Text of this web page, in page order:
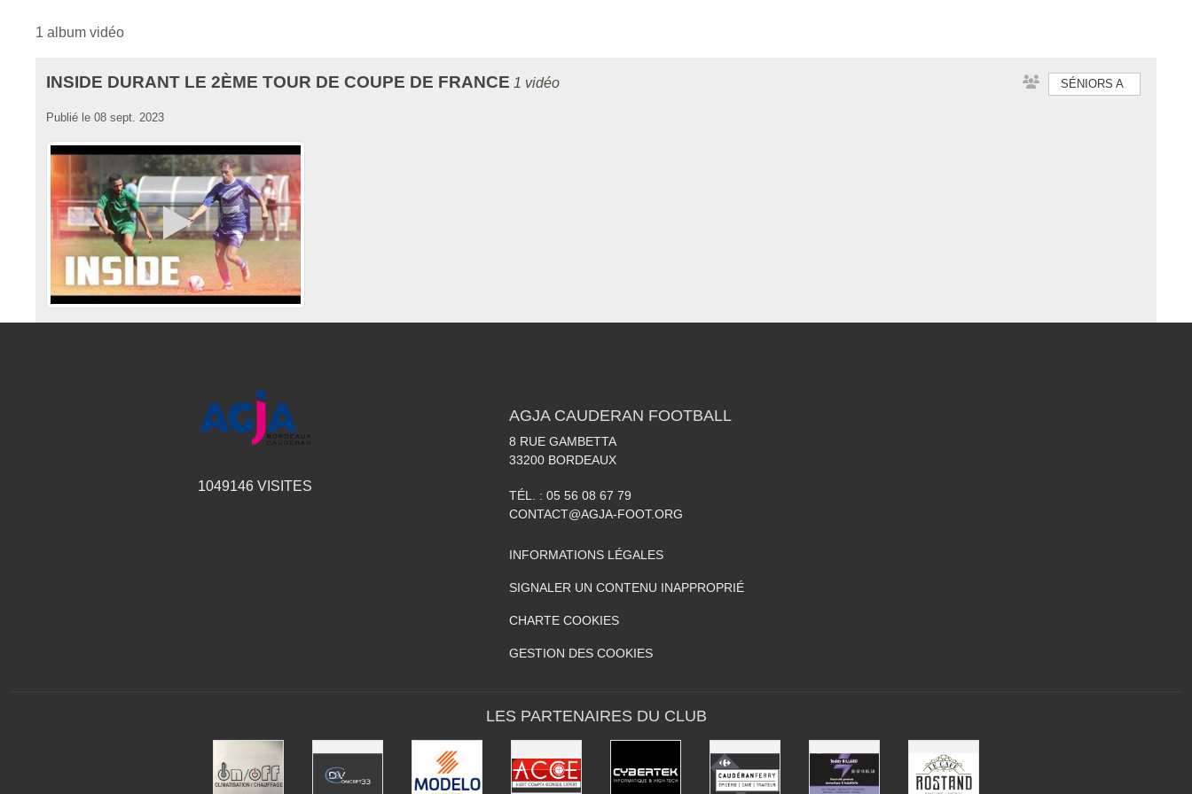
1 album vidéo
INSIDE DURANT LE 2ÈME TOUR DE COUPE DE FRANCE 1 vidéo SÉNIORS A
Publié le 08 sept. 2023
1049146VISITES
AGJA CAUDERAN FOOTBALL
8 RUE GAMBETTA
33200 BORDEAUX
TÉL. : 05 56 08 67 79
CONTACT@AGJA-FOOT.ORG
INFORMATIONS LÉGALES
SIGNALER UN CONTENU INAPPROPRIÉ
CHARTE COOKIES
GESTION DES COOKIES
LES PARTENAIRES DU CLUB